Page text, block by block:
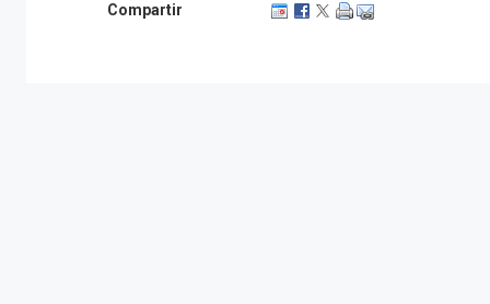
Compartir